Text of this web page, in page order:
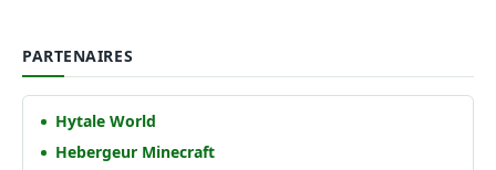
PARTENAIRES
Hytale World
Hebergeur Minecraft